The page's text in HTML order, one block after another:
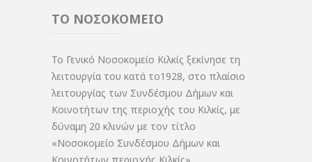
ΤΟ ΝΟΣΟΚΟΜΕΙΟ
Το Γενικό Νοσοκομείο Κιλκίς ξεκίνησε τη
λειτουργία του κατά το1928, στο πλαίσιο
λειτουργίας των Συνδέσμου Δήμων και
Κοινοτήτων της περιοχής του Κιλκίς, με
δύναμη 20 κλινών με τον τίτλο
«Νοσοκομείο Συνδέσμου Δήμων και